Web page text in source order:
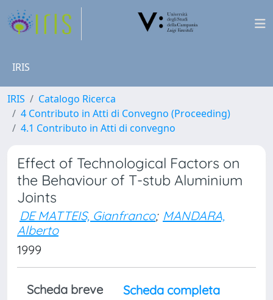
IRIS
IRIS
Catalogo Ricerca
4 Contributo in Atti di Convegno (Proceeding)
4.1 Contributo in Atti di convegno
Effect of Technological Factors on
the Behaviour of T-stub Aluminium
Joints
DE MATTEIS, Gianfranco; MANDARA,
Alberto
1999
Scheda breve
Scheda completa